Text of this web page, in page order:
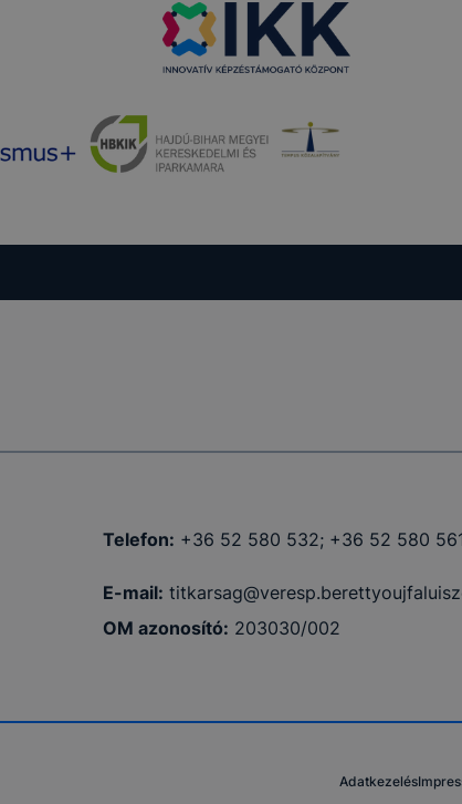
Telefon: +36 52 580 532; +36 52 580
E-mail:
OM azonosító: 203030/002
Adatkezelés